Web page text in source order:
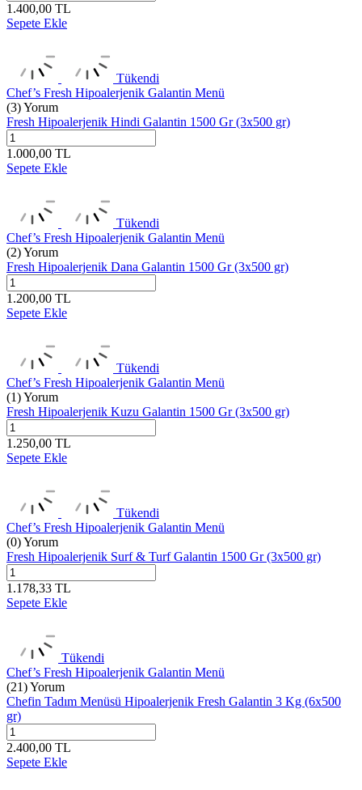
1.400,00 TL
Sepete Ekle
Tükendi
Chef’s Fresh Hipoalerjenik Galantin Menü
(3) Yorum
Fresh Hipoalerjenik Hindi Galantin 1500 Gr (3x500 gr)
1.000,00 TL
Sepete Ekle
Tükendi
Chef’s Fresh Hipoalerjenik Galantin Menü
(2) Yorum
Fresh Hipoalerjenik Dana Galantin 1500 Gr (3x500 gr)
1.200,00 TL
Sepete Ekle
Tükendi
Chef’s Fresh Hipoalerjenik Galantin Menü
(1) Yorum
Fresh Hipoalerjenik Kuzu Galantin 1500 Gr (3x500 gr)
1.250,00 TL
Sepete Ekle
Tükendi
Chef’s Fresh Hipoalerjenik Galantin Menü
(0) Yorum
Fresh Hipoalerjenik Surf & Turf Galantin 1500 Gr (3x500 gr)
1.178,33 TL
Sepete Ekle
Tükendi
Chef’s Fresh Hipoalerjenik Galantin Menü
(21) Yorum
Chefin Tadım Menüsü Hipoalerjenik Fresh Galantin 3 Kg (6x500
gr)
2.400,00 TL
Sepete Ekle